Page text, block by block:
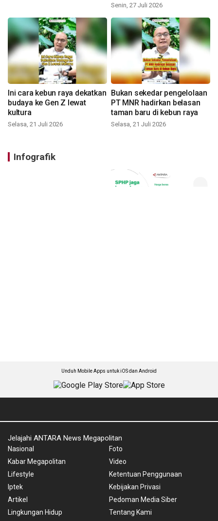
Senin, 27 Juli 2026
Ini cara kebun raya dekatkan
budaya ke Gen Z lewat
kultura
Selasa, 21 Juli 2026
Bukan sekedar pengelolaan
PT MNR hadirkan belasan
taman baru di kebun raya
Selasa, 21 Juli 2026
Infografik
Unduh Mobile Apps untuk iOS dan Android
Jelajahi ANTARA News Megapolitan
Nasional
Kabar Megapolitan
Lifestyle
Iptek
Artikel
Lingkungan Hidup
Foto
Video
Ketentuan Penggunaan
Kebijakan Privasi
Pedoman Media Siber
Tentang Kami